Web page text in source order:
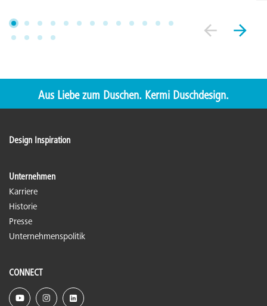
Aus Liebe zum Duschen. Kermi Duschdesign.
Design Inspiration
Unternehmen
Karriere
Historie
Presse
Unternehmenspolitik
CONNECT